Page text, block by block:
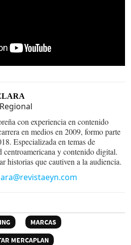
con experiencia en contenido
en medios en 2009, formo parte
Especializada en temas de
centroamericana y contenido digital.
historias que cautiven a la audiencia.
MARCAS
MERCAPLAN